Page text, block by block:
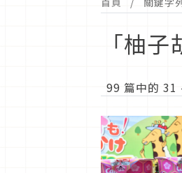
「柚
99 篇中的 31